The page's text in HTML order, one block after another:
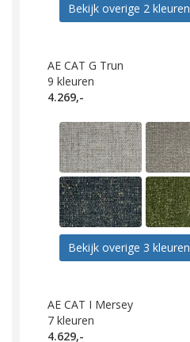
Bekijk overige 2 kleuren
AE CAT G Trun
9 kleuren
4.269,-
Bekijk overige 3 kleuren
AE CAT I Mersey
7 kleuren
4.629,-